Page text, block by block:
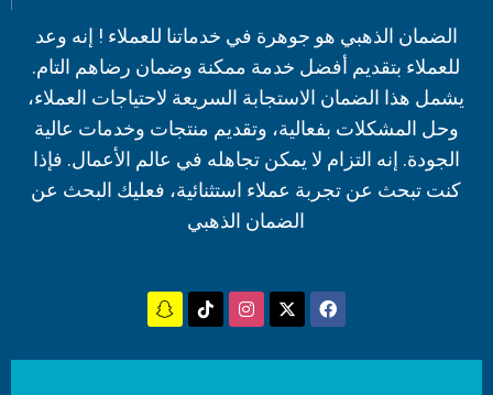
الضمان الذهبي هو جوهرة في خدماتنا للعملاء ! إنه وعد
للعملاء بتقديم أفضل خدمة ممكنة وضمان رضاهم التام.
يشمل هذا الضمان الاستجابة السريعة لاحتياجات العملاء،
وحل المشكلات بفعالية، وتقديم منتجات وخدمات عالية
الجودة. إنه التزام لا يمكن تجاهله في عالم الأعمال. فإذا
كنت تبحث عن تجربة عملاء استثنائية، فعليك البحث عن
الضمان الذهبي